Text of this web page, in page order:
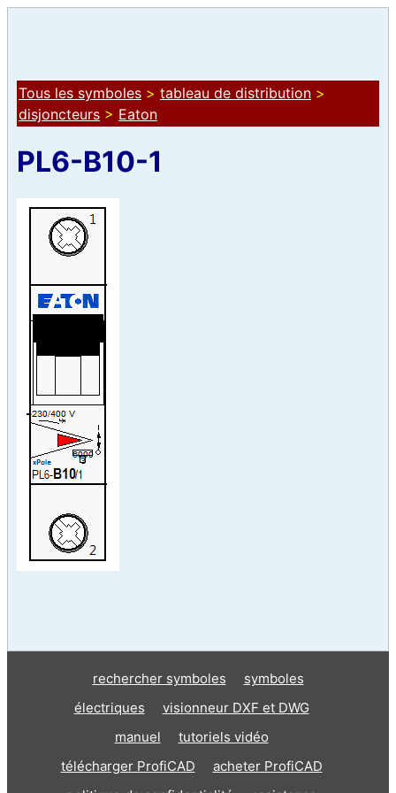
Tous les symboles > tableau de distribution >
disjoncteurs > Eaton
PL6-B10-1
rechercher symboles
symboles
électriques
visionneur DXF et DWG
manuel
tutoriels vidéo
télécharger ProfiCAD
acheter ProfiCAD